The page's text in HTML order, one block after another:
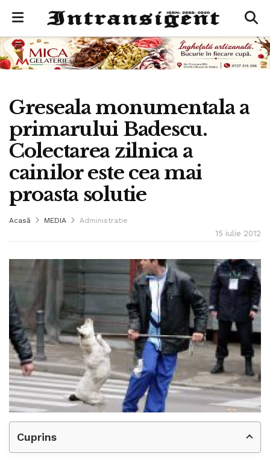
Greseala monumentala a
primarului Badescu.
Colectarea zilnica a
cainilor este cea mai
proasta solutie
Acasă MEDIA Administratie
15 iulie 2012
Cuprins